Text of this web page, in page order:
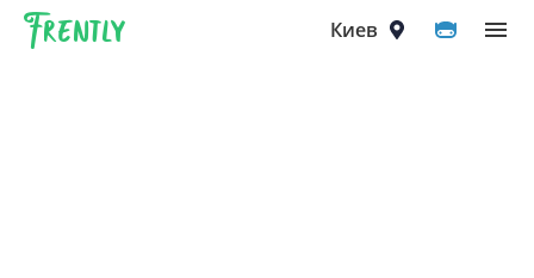
Frently Киев
Выберите город